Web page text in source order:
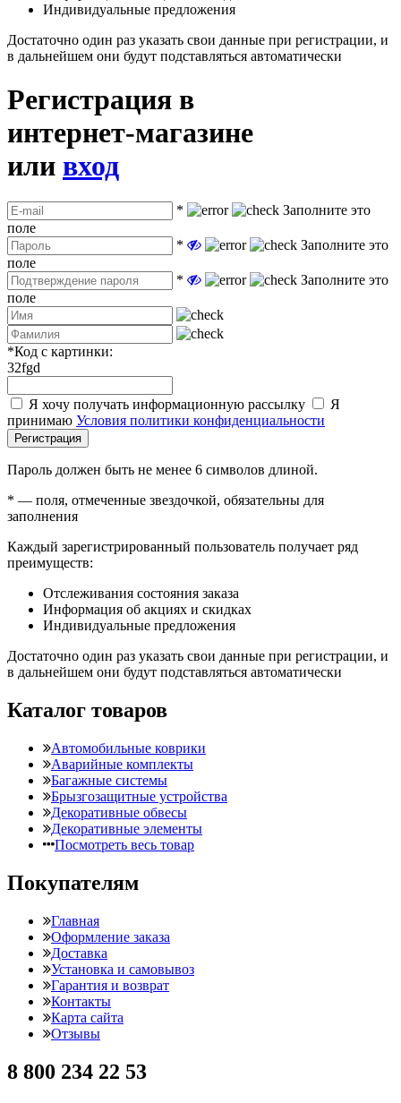
Индивидуальные предложения
Достаточно один раз указать свои данные при регистрации, и
в дальнейшем они будут подставляться автоматически
Регистрация в
интернет-магазине
или вход
*
Заполните это
поле
*
Заполните это
поле
*
Заполните это
поле
*Код с картинки:
32fgd
Я хочу получать информационную рассылку
Я
принимаю Условия политики конфиденциальности
Регистрация
Пароль должен быть не менее 6 символов длиной.
* — поля, отмеченные звездочкой, обязательны для
заполнения
Каждый зарегистрированный пользователь получает ряд
преимуществ:
Отслеживания состояния заказа
Информация об акциях и скидках
Индивидуальные предложения
Достаточно один раз указать свои данные при регистрации, и
в дальнейшем они будут подставляться автоматически
Каталог товаров
Автомобильные коврики
Аварийные комплекты
Багажные системы
Брызгозащитные устройства
Декоративные обвесы
Декоративные элементы
Посмотреть весь товар
Покупателям
Главная
Оформление заказа
Доставка
Установка и самовывоз
Гарантия и возврат
Контакты
Карта сайта
Отзывы
8 800 234 22 53